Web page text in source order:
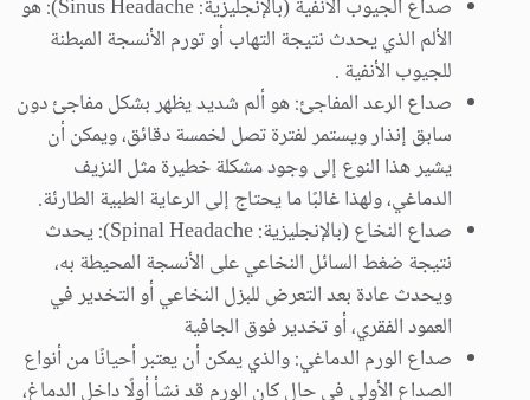
صداع الجيوب الأنفية (بالإنجليزية: Sinus Headache): هو
الألم الذي يحدث نتيجة التهاب أو تورم الأنسجة المبطنة
للجيوب الأنفية .
صداع الرعد المفاجئ: هو ألم شديد يظهر بشكل مفاجئ دون
سابق إنذار ويستمر لفترة تصل لخمسة دقائق، ويمكن أن
يشير هذا النوع إلى وجود مشكلة خطيرة مثل النزيف
الدماغي، ولهذا غالبًا ما يحتاج إلى الرعاية الطبية الطارئة.
صداع النخاع (بالإنجليزية: Spinal Headache): يحدث
نتيجة ضغط السائل النخاعي على الأنسجة المحيطة به،
ويحدث عادة بعد التعرض للبزل النخاعي أو التخدير في
العمود الفقري، أو تخدير فوق الجافية
صداع الورم الدماغي: والذي يمكن أن يعتبر أحيانًا من أنواع
الصداع الأولي في حال كان الورم قد نشأ أولًا داخل الدماغ،